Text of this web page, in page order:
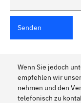
Senden
Wenn Sie jedoch
empfehlen wir
nehmen und den
telefonisch zu